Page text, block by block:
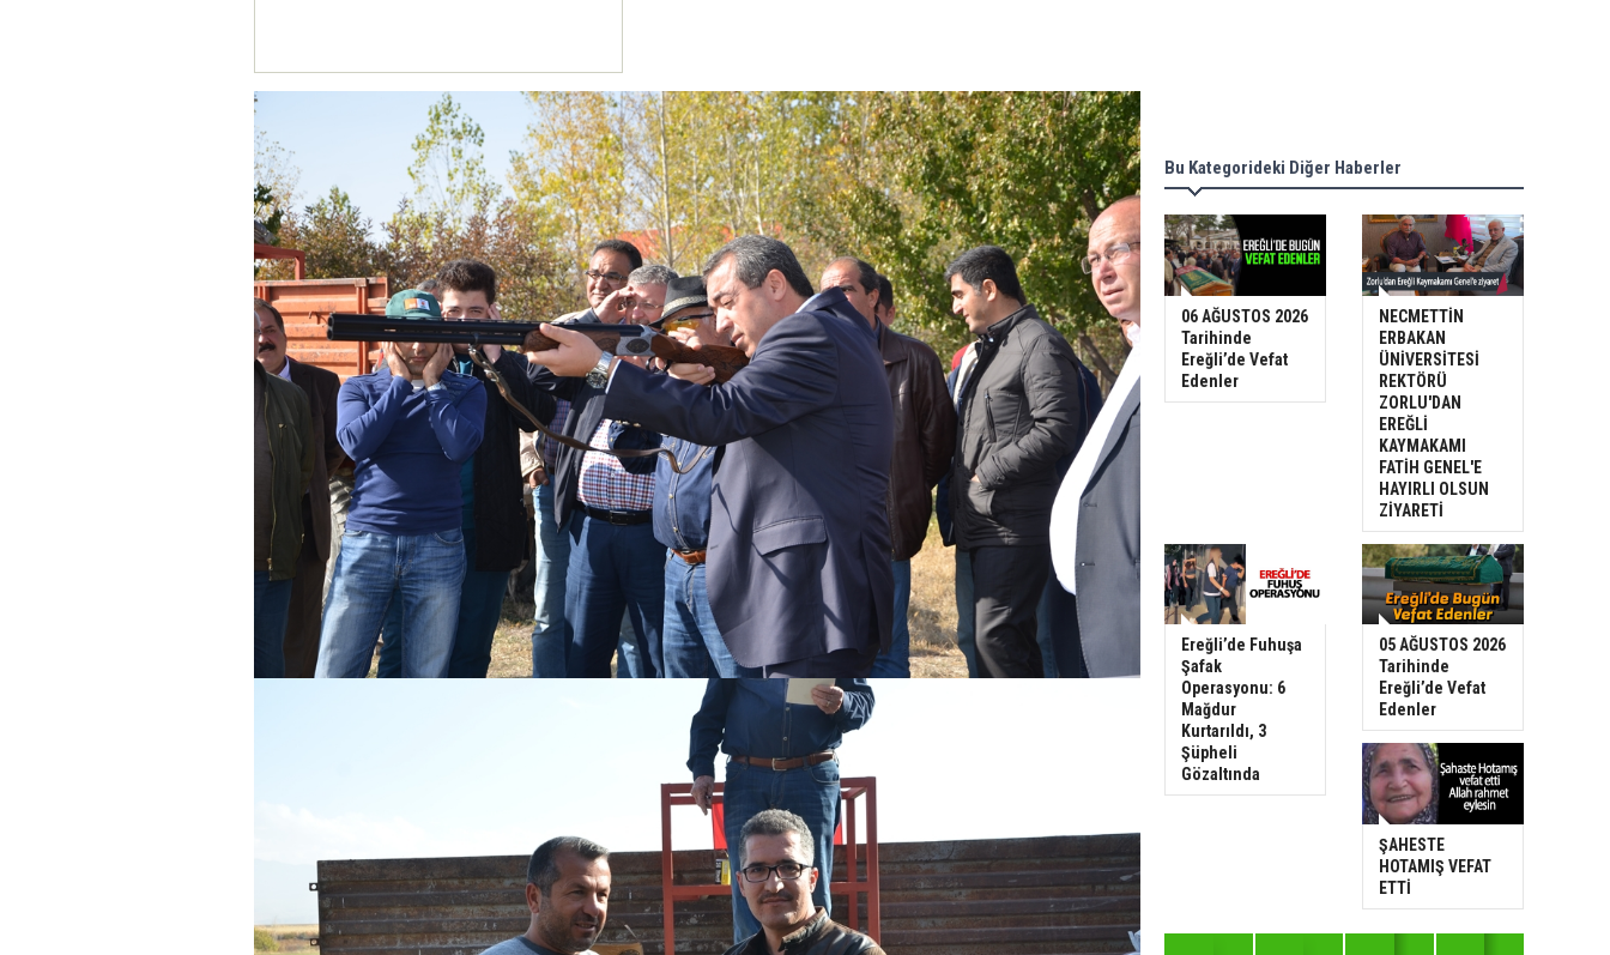
Bu Kategorideki Diğer Haberler
06 AĞUSTOS 2026
Tarihinde
Ereğli’de Vefat
Edenler
NECMETTİN
ERBAKAN
ÜNİVERSİTESİ
REKTÖRÜ
ZORLU'DAN
EREĞLİ
KAYMAKAMI
FATİH GENEL'E
HAYIRLI OLSUN
ZİYARETİ
Ereğli’de Fuhuşa
Şafak
Operasyonu: 6
Mağdur
Kurtarıldı, 3
Şüpheli
Gözaltında
05 AĞUSTOS 2026
Tarihinde
Ereğli’de Vefat
Edenler
ŞAHESTE
HOTAMIŞ VEFAT
ETTİ